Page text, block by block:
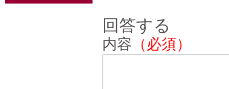
回答する
内容 （必須）